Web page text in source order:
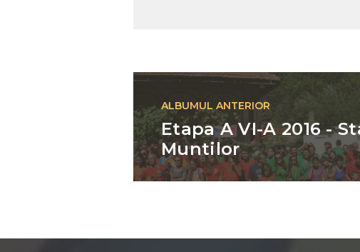
Navigare
anterior
ALBUMUL ANTERIOR
Etapa A VI-A 2016 -
Muntilor